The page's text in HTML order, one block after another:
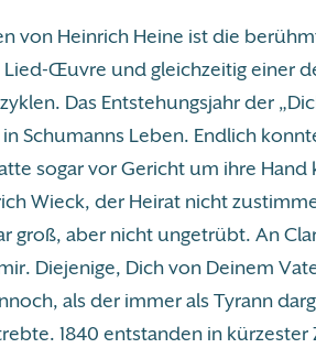
von Heinrich Heine ist die
Lied-Œuvre und gleichzeitig einer
Das Entstehungsjahr der
Schumanns Leben. Endlich
sogar vor Gericht um ihre Hand
Wieck, der Heirat nicht
groß, aber nicht ungetrübt. An
Diejenige, Dich von Deinem
als der immer als Tyrann
1840 entstanden in kürzester